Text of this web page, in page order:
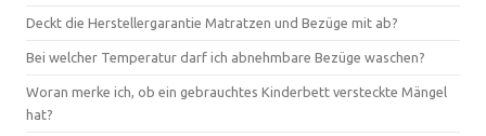
Deckt die Herstellergarantie Matratzen und Bezüge mit ab?
Bei welcher Temperatur darf ich abnehmbare Bezüge waschen?
Woran merke ich, ob ein gebrauchtes Kinderbett versteckte Mängel
hat?